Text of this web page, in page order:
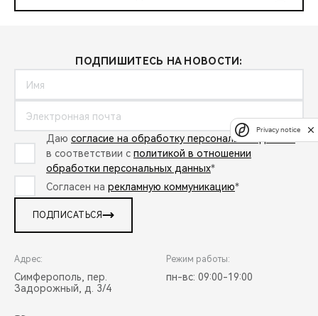
ПОДПИШИТЕСЬ НА НОВОСТИ:
Даю согласие на обработку персональных данных
в соответствии с политикой в отношении
обработки персональных данных*
Согласен на рекламную коммуникацию*
ПОДПИСАТЬСЯ
Адрес:
Симферополь, пер.
Задорожный, д. 3/4
Режим работы:
пн-вс: 09:00-19:00
Privacy notice